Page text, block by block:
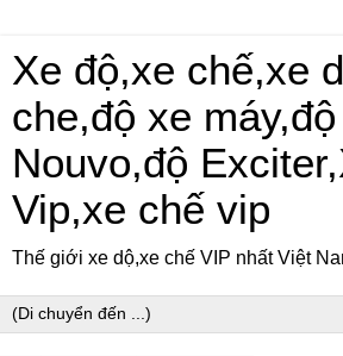
Xe độ,xe chế,xe
che,độ xe máy,độ
Nouvo,độ
Vip,xe chế vip
Thế giới xe dộ,xe chế VIP nhất Việt